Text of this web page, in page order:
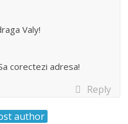
Valy!
corectezi adresa!
Reply
author